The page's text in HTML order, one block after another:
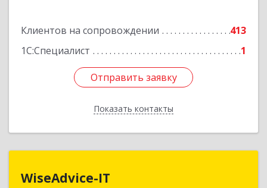
Клиентов на сопровождении
413
1С:Специалист
1
Отправить заявку
Показать контакты
Отправить заявку
Назад
WiseAdvice-IT